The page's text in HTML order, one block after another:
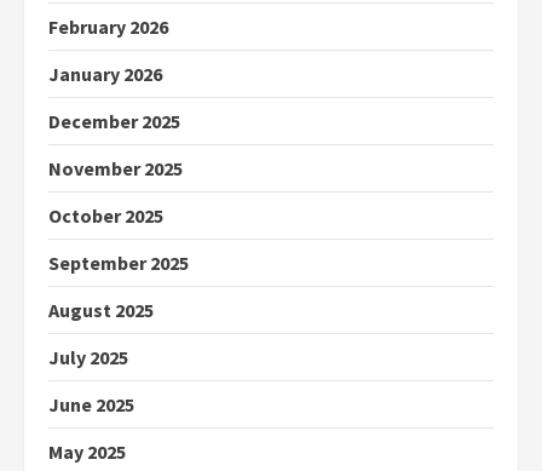
February 2026
January 2026
December 2025
November 2025
October 2025
September 2025
August 2025
July 2025
June 2025
May 2025